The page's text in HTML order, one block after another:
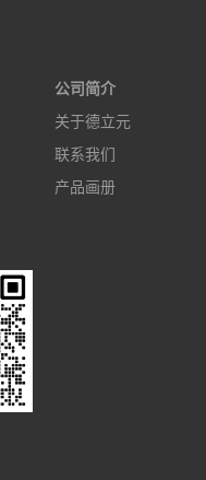
公司简介
关于德立元
联系我们
产品画册